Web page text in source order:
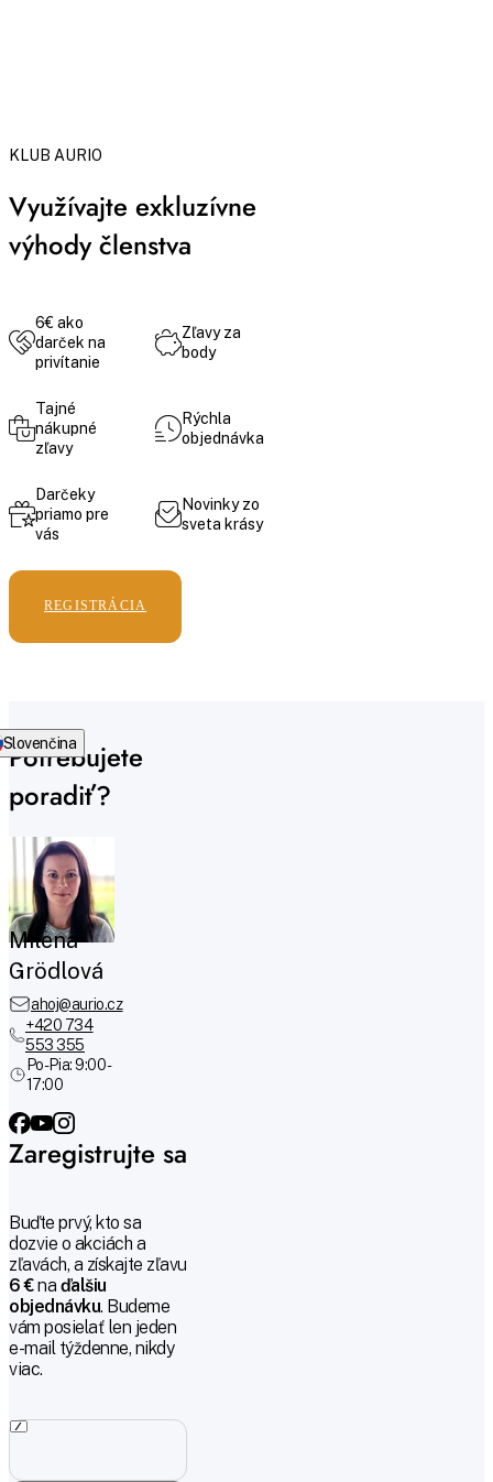
KLUB AURIO
Využívajte exkluzívne
výhody členstva
6€ ako
darček na
privítanie
Zľavy za
body
Tajné
nákupné
zľavy
Rýchla
objednávka
Darčeky
priamo pre
vás
Novinky zo
sveta krásy
REGISTRÁCIA
Potrebujete
poradiť?
Milena
Grödlová
ahoj@aurio.cz
+420 734
553 355
Po-Pia: 9:00 -
17:00
Zaregistrujte sa
Buďte prvý, kto sa
dozvie o akciách a
zľavách, a získajte zľavu
6 €na ďalšiu
objednávku. Budeme
vám posielať len jeden
e-mail týždenne, nikdy
viac.
Slovenčina